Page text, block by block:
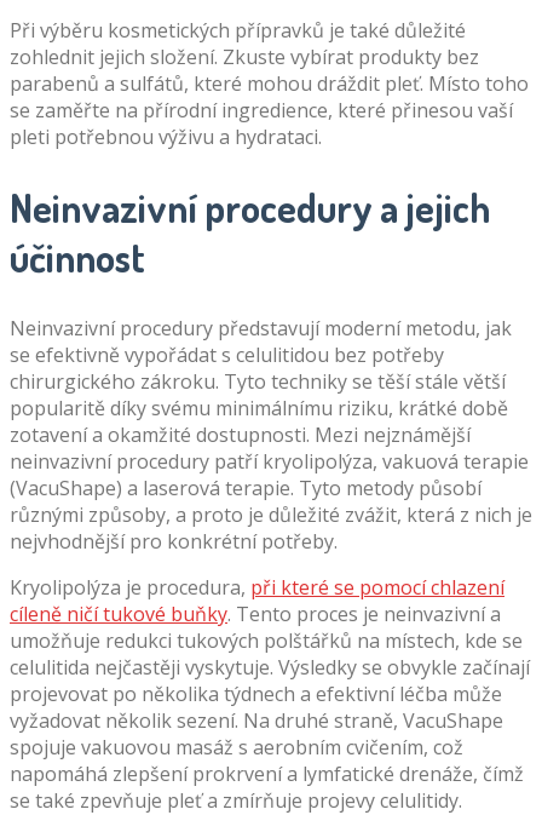
Při výběru kosmetických přípravků je také důležité
zohlednit jejich složení. Zkuste vybírat produkty bez
parabenů a sulfátů, které mohou dráždit pleť. Místo toho
se zaměřte na přírodní ingredience, které přinesou vaší
pleti potřebnou výživu a hydrataci.
Neinvazivní procedury a jejich
účinnost
Neinvazivní procedury představují moderní metodu, jak
se efektivně vypořádat s celulitidou bez potřeby
chirurgického zákroku. Tyto techniky se těší stále větší
popularitě díky svému minimálnímu riziku, krátké době
zotavení a okamžité dostupnosti. Mezi nejznámější
neinvazivní procedury patří kryolipolýza, vakuová terapie
(VacuShape) a laserová terapie. Tyto metody působí
různými způsoby, a proto je důležité zvážit, která z nich je
nejvhodnější pro konkrétní potřeby.
Kryolipolýza je procedura, při které se pomocí chlazení
cíleně ničí tukové buňky. Tento proces je neinvazivní a
umožňuje redukci tukových polštářků na místech, kde se
celulitida nejčastěji vyskytuje. Výsledky se obvykle začínají
projevovat po několika týdnech a efektivní léčba může
vyžadovat několik sezení. Na druhé straně, VacuShape
spojuje vakuovou masáž s aerobním cvičením, což
napomáhá zlepšení prokrvení a lymfatické drenáže, čímž
se také zpevňuje pleť a zmírňuje projevy celulitidy.